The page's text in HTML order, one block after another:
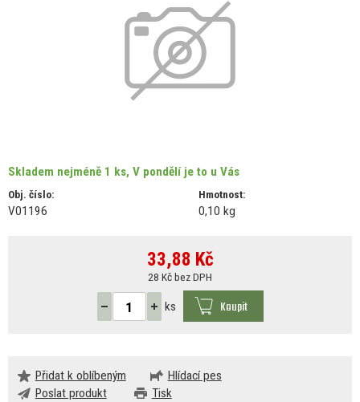
Skladem nejméně 1 ks, V pondělí je to u Vás
Obj. číslo:
V01196
Hmotnost:
0,10 kg
33,88 Kč
28 Kč bez DPH
ks Koupit
Přidat k oblíbeným
Hlídací pes
Poslat produkt
Tisk